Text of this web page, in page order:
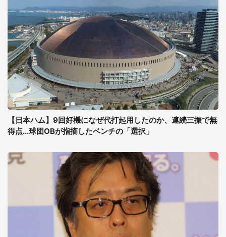
【日本ハム】9回好機になぜ代打起用したのか、連続三振で無
得点...球団OBが指摘したベンチの「選択」